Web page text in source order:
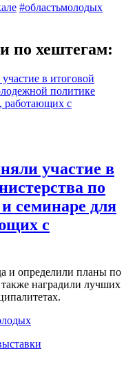
#областьмолодых
по хештегам:
участие в
по
семинаре для
с
и определили планы по
наградили лучших